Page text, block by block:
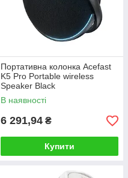
Портативна колонка Acefast
K5 Pro Portable wireless
Speaker Black
В наявності
6 291,94 ₴
Купити